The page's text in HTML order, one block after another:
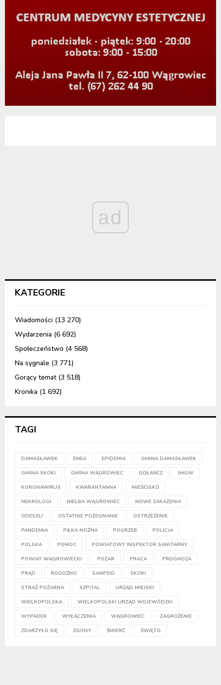
ad
KATEGORIE
Wiadomości (13 270)
Wydarzenia (6 692)
Społeczeństwo (4 568)
Na sygnale (3 771)
Gorący temat(3 518)
Kronika (1 692)
TAGI
DAMASŁAWEK ENEA EPIDEMIA GMINA DAMASŁAWEK
GMINA SKOKI GMINA WĄGROWIEC GOŁAŃCZ IMGW
KORONAWIRUS KWARANTANNA MIEŚCISKO
NEKROLOGI NIELBA WĄGROWIEC NOWE ZAKAŻENIA
ODESZLI OSTATNIE POŻEGNANIE OSTRZEŻENIE
PANDEMIA PIŁKA NOŻNA POGRZEB POLICJA
POLSKA POMOC POWIATOWY INSPEKTOR SANITARNY
POWIAT WĄGROWIECKI POŻAR PRACA PROGNOZA
PRĄD ROGOŹNO SANPEID SKOKI
STRAŻ POŻARNA SZPITAL URZĄD MIEJSKI
WIELKOPOLSKA WIELKOPOLSKI URZĄD WOJEWÓDZKI
WYPADEK WYŁĄCZENIA WĄGROWIEC ZAGROŻENIE
ZDARZYŁO SIĘ ZGONY ŚMIERĆ ŚWIĘTO